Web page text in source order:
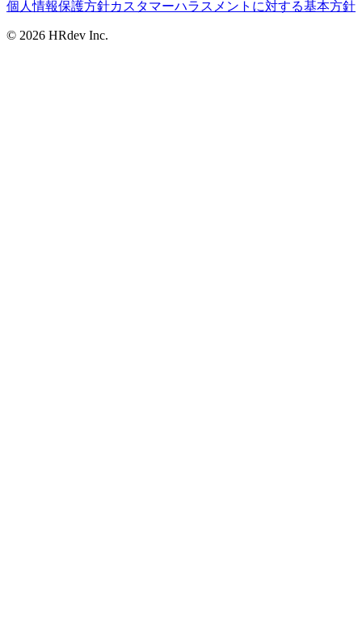
個人情報保護方針カスタマーハラスメントに対する基本方針
© 2026 HRdev Inc.